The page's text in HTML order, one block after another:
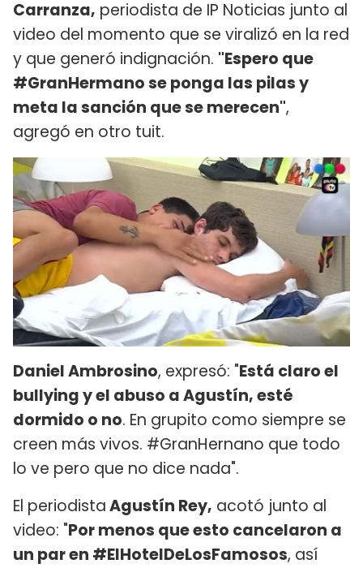
Carranza, periodista de IP Noticias junto al
video del momento que se viralizó en la red
y que generó indignación. "Espero que
#GranHermano se ponga las pilas y
meta la sanción que se merecen",
agregó en otro tuit.
Daniel Ambrosino, expresó: "Está claro el
bullying y el abuso a Agustín, esté
dormido o no. En grupito como siempre se
creen más vivos. #GranHernano que todo
lo ve pero que no dice nada".
El periodistaAgustín Rey, acotó junto al
video: "Por menos que esto cancelaron a
un par en #ElHotelDeLosFamosos, así